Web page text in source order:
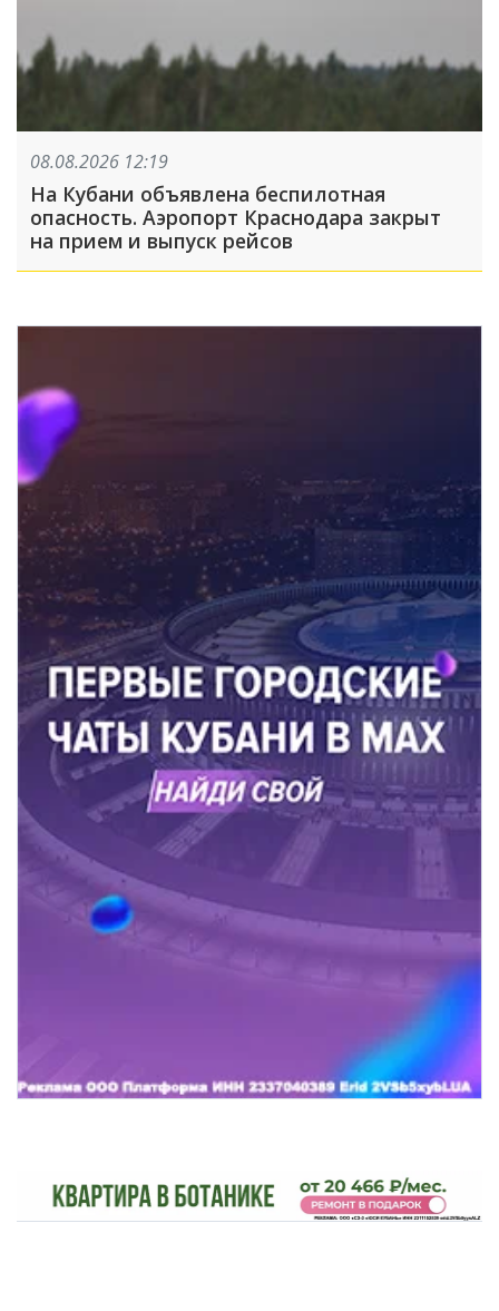
08.08.2026 12:19
На Кубани объявлена беспилотная
опасность. Аэропорт Краснодара закрыт
на прием и выпуск рейсов